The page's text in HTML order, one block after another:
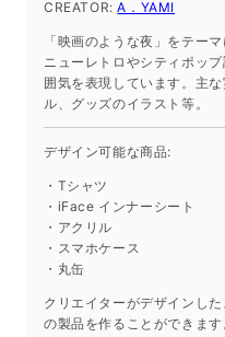
量
を
減
ら
す
量
を
増
や
す
CREATOR:A．YAMI
「映画のような夜」をテー
ニューレトロやシティポッ
囲気を表現しています。主
ル、グッズのイラスト等。
デザイン可能な商品:
・Tシャツ
・iFace インナーシート
・アクリル
・スマホケース
・丸缶
クリエイターがデザインし
の製品を作ることができます